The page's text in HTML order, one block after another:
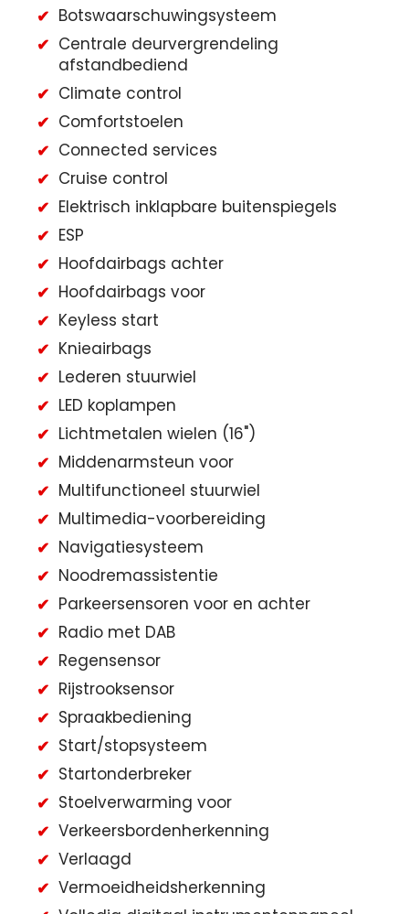
Botswaarschuwingsysteem
Centrale deurvergrendeling
afstandbediend
Climate control
Comfortstoelen
Connected services
Cruise control
Elektrisch inklapbare buitenspiegels
ESP
Hoofdairbags achter
Hoofdairbags voor
Keyless start
Knieairbags
Lederen stuurwiel
LED koplampen
Lichtmetalen wielen (16")
Middenarmsteun voor
Multifunctioneel stuurwiel
Multimedia-voorbereiding
Navigatiesysteem
Noodremassistentie
Parkeersensoren voor en achter
Radio met DAB
Regensensor
Rijstrooksensor
Spraakbediening
Start/stopsysteem
Startonderbreker
Stoelverwarming voor
Verkeersbordenherkenning
Verlaagd
Vermoeidheidsherkenning